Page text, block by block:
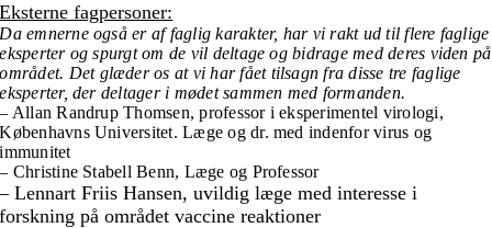
Eksterne fagpersoner:
Da emnerne også er af faglig karakter, har vi rakt ud til flere faglige
eksperter og spurgt om de vil deltage og bidrage med deres viden på
området. Det glæder os at vi har fået tilsagn fra disse tre faglige
eksperter, der deltager i mødet sammen med formanden.
– Allan Randrup Thomsen, professor i eksperimentel virologi,
Københavns Universitet. Læge og dr. med indenfor virus og
immunitet
– Christine Stabell Benn, Læge og Professor
– Lennart Friis Hansen, uvildig læge med interesse i
forskning på området vaccine reaktioner